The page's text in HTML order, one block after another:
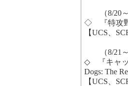
（8/20
◇ 『特攻野
【UCS、
（8/21
◇ 『キャッ
Dogs: The
【UCS、